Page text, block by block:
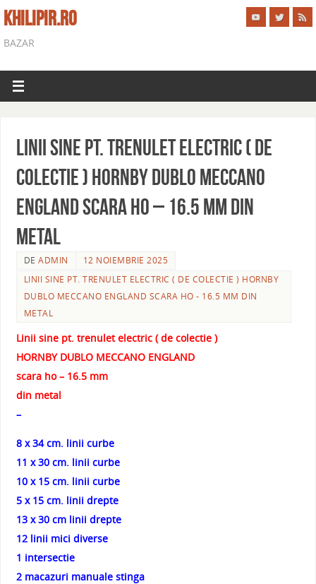
KHILIPIR.RO
BAZAR
Linii sine pt. trenulet electric ( de
colectie ) HORNBY DUBLO MECCANO
ENGLAND scara ho – 16.5 mm din
metal
DEADMIN
12 NOIEMBRIE 2025
LINII SINE PT. TRENULET ELECTRIC ( DE COLECTIE ) HORNBY
DUBLO MECCANO ENGLAND SCARA HO - 16.5 MM DIN
METAL
Linii sine pt. trenulet electric ( de colectie )
HORNBY DUBLO MECCANO ENGLAND
scara ho – 16.5 mm
din metal
–
8 x 34 cm. linii curbe
11 x 30 cm. linii curbe
10 x 15 cm. linii curbe
5 x 15 cm. linii drepte
13 x 30 cm linii drepte
12 linii mici diverse
1 intersectie
2 macazuri manuale stinga